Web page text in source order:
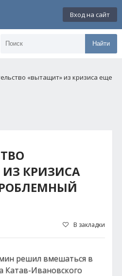
Вход на сайт
Найти
«вытащит» из кризиса еще
КРИЗИСА
В закладки
решил вмешаться в
Катав-Ивановского